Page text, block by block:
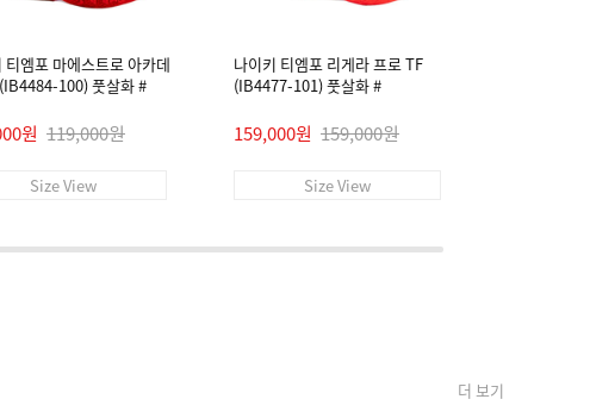
티엠포 마에스트로 아카데
100) 풋살화 #
원 119,000원
Size View
나이키 티엠포 리게라 프로 TF
(IB4477-101) 풋살화 #
159,000원 159,000원
Size View
더 보기